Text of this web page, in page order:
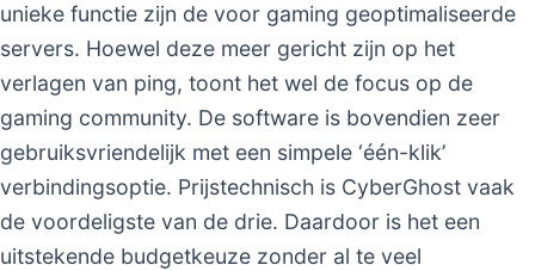
unieke functie zijn de voor gaming geoptimaliseerde
servers. Hoewel deze meer gericht zijn op het
verlagen van ping, toont het wel de focus op de
gaming community. De software is bovendien zeer
gebruiksvriendelijk met een simpele ‘één-klik’
verbindingsoptie. Prijstechnisch is CyberGhost vaak
de voordeligste van de drie. Daardoor is het een
uitstekende budgetkeuze zonder al te veel